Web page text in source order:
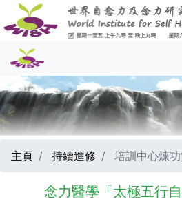
主頁 持續進修 培訓中心煉
念力醫學「太極五行自